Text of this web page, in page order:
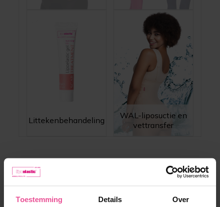
Toestemming Details Over
Littekenbehandeling
WAL-liposuctie en
vettransfer
Meest verkochte producten